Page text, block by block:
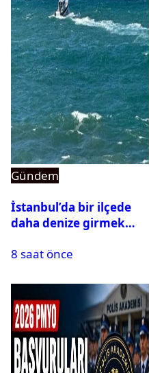
Gündem
İstanbul’da bir ilçede
daha denize girmek
8 saat önce